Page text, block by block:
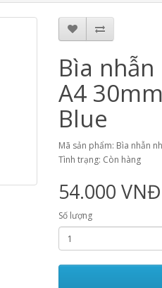
Bìa nhẫn
A4
Blue
Mã sản phẩm: Bìa nhẫn
Tình trạng: Còn hàng
54.000 VNĐ
Số lượng